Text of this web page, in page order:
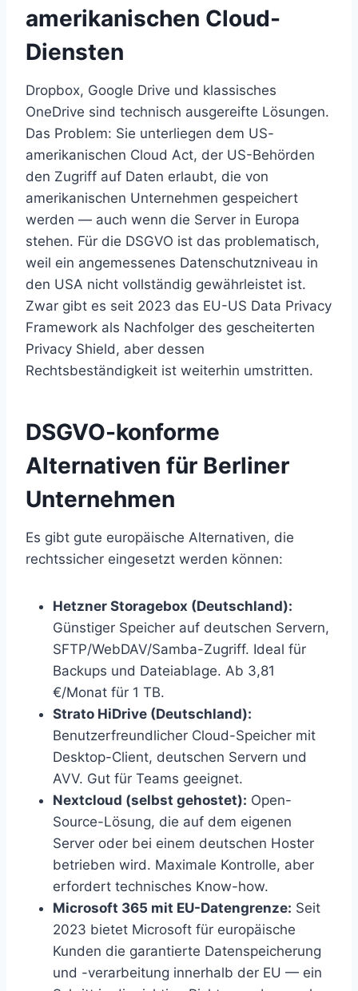
amerikanischen Cloud-
Diensten
Dropbox, Google Drive und klassisches
OneDrive sind technisch ausgereifte Lösungen.
Das Problem: Sie unterliegen dem US-
amerikanischen Cloud Act, der US-Behörden
den Zugriff auf Daten erlaubt, die von
amerikanischen Unternehmen gespeichert
werden — auch wenn die Server in Europa
stehen. Für die DSGVO ist das problematisch,
weil ein angemessenes Datenschutzniveau in
den USA nicht vollständig gewährleistet ist.
Zwar gibt es seit 2023 das EU-US Data Privacy
Framework als Nachfolger des gescheiterten
Privacy Shield, aber dessen
Rechtsbeständigkeit ist weiterhin umstritten.
DSGVO-konforme
Alternativen für Berliner
Unternehmen
Es gibt gute europäische Alternativen, die
rechtssicher eingesetzt werden können:
Hetzner Storagebox (Deutschland):
Günstiger Speicher auf deutschen Servern,
SFTP/WebDAV/Samba-Zugriff. Ideal für
Backups und Dateiablage. Ab 3,81
€/Monat für 1 TB.
Strato HiDrive (Deutschland):
Benutzerfreundlicher Cloud-Speicher mit
Desktop-Client, deutschen Servern und
AVV. Gut für Teams geeignet.
Nextcloud (selbst gehostet): Open-
Source-Lösung, die auf dem eigenen
Server oder bei einem deutschen Hoster
betrieben wird. Maximale Kontrolle, aber
erfordert technisches Know-how.
Microsoft 365 mit EU-Datengrenze: Seit
2023 bietet Microsoft für europäische
Kunden die garantierte Datenspeicherung
und -verarbeitung innerhalb der EU — ein